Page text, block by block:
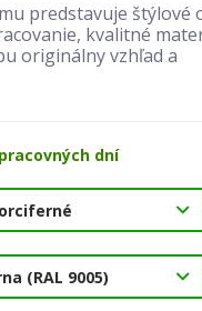
predstavuje štýlové
kvalitné
originálny vzhľad a
dní